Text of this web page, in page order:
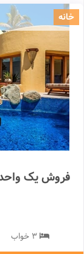
خانه
فروش یک
3 خواب